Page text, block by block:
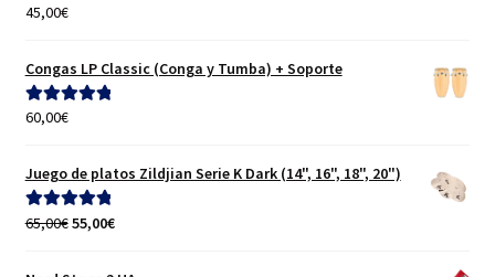
Valorado con
45,00€
Congas LP Classic (Conga y Tumba) + Soporte
Valorado con
60,00€
Juego de platos Zildjian Serie K Dark (14", 16", 18", 20")
Valorado con
65,00€El
original
55,00€El
actual